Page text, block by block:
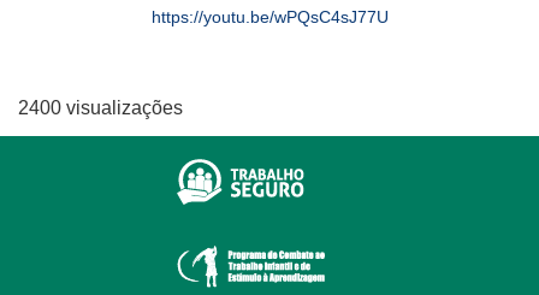
https://youtu.be/wPQsC4sJ77U
2400 visualizações